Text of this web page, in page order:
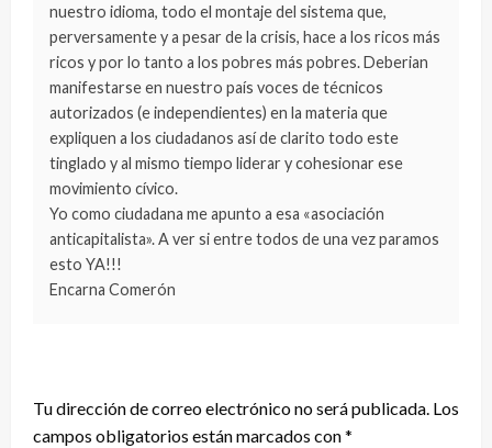
nuestro idioma, todo el montaje del sistema que,
perversamente y a pesar de la crisis, hace a los ricos más
ricos y por lo tanto a los pobres más pobres. Deberian
manifestarse en nuestro país voces de técnicos
autorizados (e independientes) en la materia que
expliquen a los ciudadanos así de clarito todo este
tinglado y al mismo tiempo liderar y cohesionar ese
movimiento cívico.
Yo como ciudadana me apunto a esa «asociación
anticapitalista». A ver si entre todos de una vez paramos
esto YA!!!
Encarna Comerón
Tu dirección de correo electrónico no será publicada. Los
campos obligatorios están marcados con*